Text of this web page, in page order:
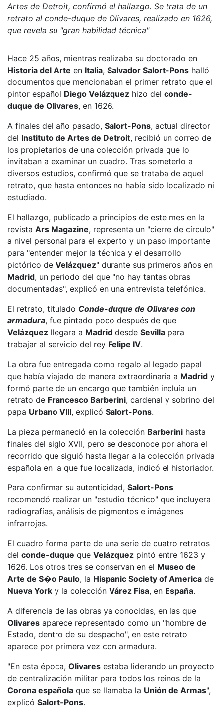
Artes de Detroit, confirmó el hallazgo. Se trata de un
retrato al conde-duque de Olivares, realizado en 1626,
que revela su "gran habilidad técnica"
Hace 25 años, mientras realizaba su doctorado en
Historia del Arte en Italia, Salvador Salort-Pons halló
documentos que mencionaban el primer retrato que el
pintor español Diego Velázquez hizo del conde-
duque de Olivares, en 1626.
A finales del año pasado, Salort-Pons, actual director
del Instituto de Artes de Detroit, recibió un correo de
los propietarios de una colección privada que lo
invitaban a examinar un cuadro. Tras someterlo a
diversos estudios, confirmó que se trataba de aquel
retrato, que hasta entonces no había sido localizado ni
estudiado.
El hallazgo, publicado a principios de este mes en la
revista Ars Magazine, representa un "cierre de círculo"
a nivel personal para el experto y un paso importante
para "entender mejor la técnica y el desarrollo
pictórico de Velázquez" durante sus primeros años en
Madrid, un periodo del que "no hay tantas obras
documentadas", explicó en una entrevista telefónica.
El retrato, titulado Conde-duque de Olivares con
armadura, fue pintado poco después de que
Velázquez llegara a Madrid desde Sevilla para
trabajar al servicio del rey Felipe IV.
La obra fue entregada como regalo al legado papal
que había viajado de manera extraordinaria a Madrid y
formó parte de un encargo que también incluía un
retrato de Francesco Barberini, cardenal y sobrino del
papa Urbano VIII, explicó Salort-Pons.
La pieza permaneció en la colección Barberini hasta
finales del siglo XVII, pero se desconoce por ahora el
recorrido que siguió hasta llegar a la colección privada
española en la que fue localizada, indicó el historiador.
Para confirmar su autenticidad, Salort-Pons
recomendó realizar un "estudio técnico" que incluyera
radiografías, análisis de pigmentos e imágenes
infrarrojas.
El cuadro forma parte de una serie de cuatro retratos
del conde-duque que Velázquez pintó entre 1623 y
1626. Los otros tres se conservan en el Museo de
Arte de S�o Paulo, la Hispanic Society of America de
Nueva York y la colección Várez Fisa, en España.
A diferencia de las obras ya conocidas, en las que
Olivares aparece representado como un "hombre de
Estado, dentro de su despacho", en este retrato
aparece por primera vez con armadura.
"En esta época, Olivares estaba liderando un proyecto
de centralización militar para todos los reinos de la
Corona española que se llamaba la Unión de Armas",
explicó Salort-Pons.